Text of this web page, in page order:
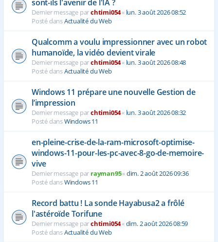
sont-ils l'avenir de l'IA ?
Dernier message parchtimi054« lun. 3 août 2026 08:52
Posté dansActualité du Web
Qualcomm a voulu impressionner avec un robot
humanoïde, la vidéo devient virale
Dernier message parchtimi054« lun. 3 août 2026 08:48
Posté dansActualité du Web
Windows 11 prépare une nouvelle Gestion de
l’impression
Dernier message parchtimi054« lun. 3 août 2026 08:32
Posté dansWindows 11
en-pleine-crise-de-la-ram-microsoft-optimise-
windows-11-pour-les-pc-avec-8-go-de-memoire-
vive
Dernier message par rayman95«dim. 2 août 2026 09:36
Posté dansWindows 11
Record battu ! La sonde Hayabusa2 a frôlé
l'astéroïde Torifune
Dernier message parchtimi054«dim. 2 août 2026 08:59
Posté dansActualité du Web